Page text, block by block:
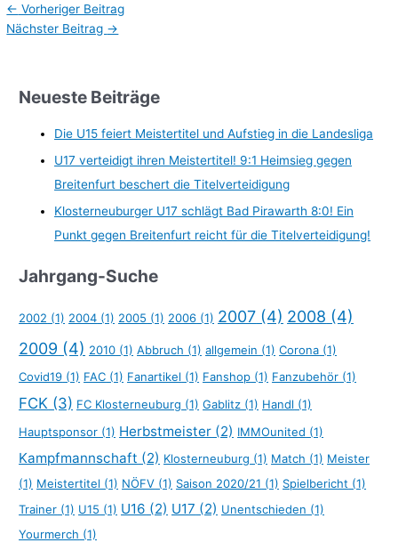
← Vorheriger Beitrag
Nächster Beitrag →
Neueste Beiträge
Die U15 feiert Meistertitel und Aufstieg in die Landesliga
U17 verteidigt ihren Meistertitel! 9:1 Heimsieg gegen
Breitenfurt beschert die Titelverteidigung
Klosterneuburger U17 schlägt Bad Pirawarth 8:0! Ein
Punkt gegen Breitenfurt reicht für die Titelverteidigung!
Jahrgang-Suche
2002 (1) 2004 (1) 2005 (1) 2006 (1) 2007 (4) 2008 (4)
2009 (4) 2010 (1) Abbruch (1) allgemein (1) Corona (1)
Covid19 (1) FAC (1) Fanartikel (1) Fanshop (1) Fanzubehör (1)
FCK (3) FC Klosterneuburg (1) Gablitz (1) Handl (1)
Hauptsponsor (1) Herbstmeister (2) IMMOunited (1)
Kampfmannschaft (2) Klosterneuburg (1) Match (1) Meister
(1) Meistertitel (1) NÖFV (1) Saison 2020/21 (1) Spielbericht (1)
Trainer (1) U15 (1) U16 (2) U17 (2) Unentschieden (1)
Yourmerch (1)